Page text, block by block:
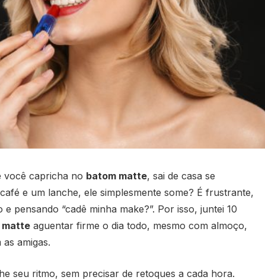
você capricha no batom matte, sai de casa se
e um lanche, ele simplesmente some? É frustrante,
pensando “cadê minha make?”. Por isso, juntei 10
matteaguentar firme o dia todo, mesmo com almoço,
amigas.
seu ritmo, sem precisar de retoques a cada hora.